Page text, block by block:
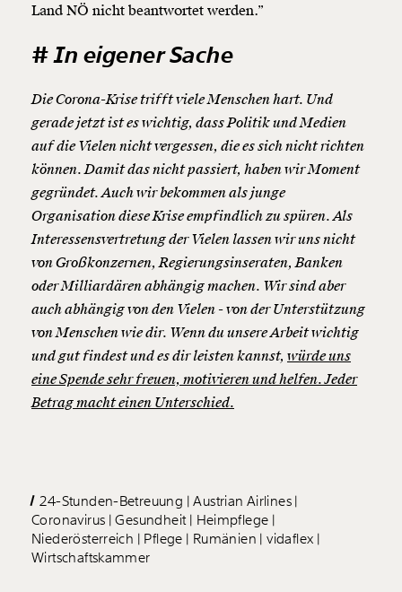
Land NÖ nicht beantwortet werden.”
# In eigener Sache
Die Corona-Krise trifft viele Menschen hart. Und
gerade jetzt ist es wichtig, dass Politik und Medien
auf die Vielen nicht vergessen, die es sich nicht richten
können. Damit das nicht passiert, haben wir Moment
gegründet. Auch wir bekommen als junge
Organisation diese Krise empfindlich zu spüren. Als
Interessensvertretung der Vielen lassen wir uns nicht
von Großkonzernen, Regierungsinseraten, Banken
oder Milliardären abhängig machen. Wir sind aber
auch abhängig von den Vielen - von der Unterstützung
von Menschen wie dir. Wenn du unsere Arbeit wichtig
und gut findest und es dir leisten kannst, würde uns
eine Spende sehr freuen, motivieren und helfen. Jeder
Betrag macht einen Unterschied.
24-Stunden-Betreuung
Austrian Airlines
Coronavirus Gesundheit
Heimpflege
Niederösterreich
Pflege Rumänien
vidaflex
Wirtschaftskammer